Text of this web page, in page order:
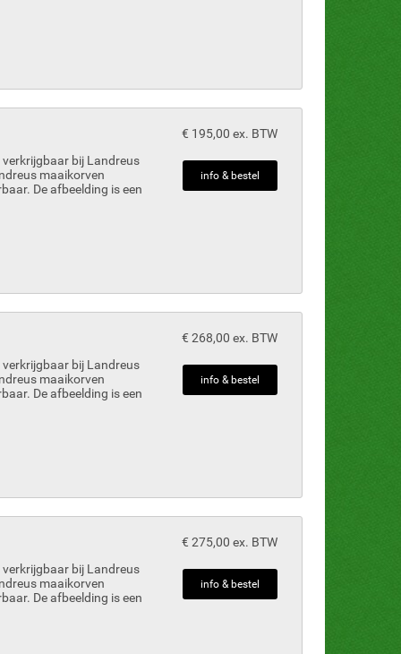
verkrijgbaar bij Landreus
maaikorven
De afbeelding is een
€ 195,00 ex. BTW
info & bestel
verkrijgbaar bij Landreus
maaikorven
De afbeelding is een
€ 268,00 ex. BTW
info & bestel
verkrijgbaar bij Landreus
maaikorven
De afbeelding is een
€ 275,00 ex. BTW
info & bestel